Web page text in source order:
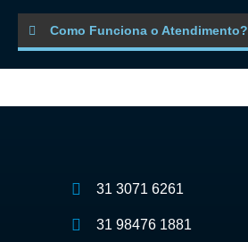
Como Funciona o Atendimento?
31 3071 6261
31 98476 1881